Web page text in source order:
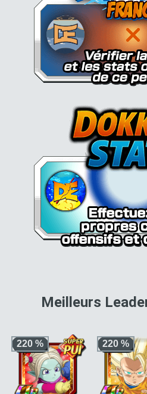
Meilleurs
220 % 220 %